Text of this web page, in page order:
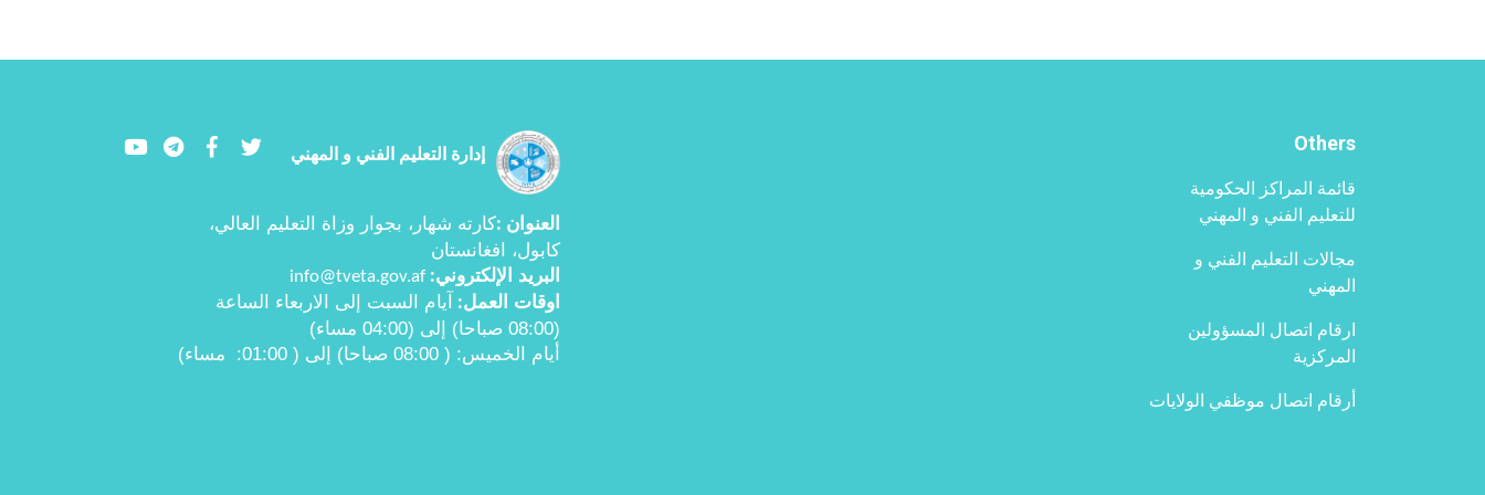
Others
قائمة المراكز الحكومية
للتعليم الفني و المهني
مجالات التعليم الفني و
المهني
ارقام اتصال المسؤولين
المركزية
أرقام اتصال موظفي الولايات
إدارة التعليم الفني و المهني
YoutubeLinkedIn
Facebook
العنوان :كارته شهار، بجوار وزاة التعليم العالي،
کابول، افغانستان
البرید الإلكتروني:
info@tveta.gov.af
اوقات العمل:
آيام السبت إلى الاربعاء الساعة
(08:00 صباحا) إلى (04:00 مساء)
أیام الخمیس: ( 08:00 صباحا) إلی ( 01:00 : مساء)